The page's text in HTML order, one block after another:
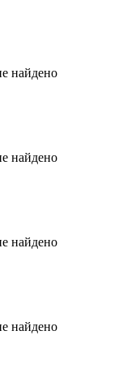
найдено
найдено
найдено
найдено